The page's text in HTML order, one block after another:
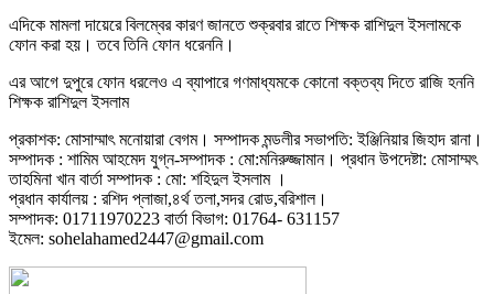
এদিকে মামলা দায়েরে বিলম্বের কারণ জানতে শুক্রবার রাতে শিক্ষক রাশিদুল ইসলামকে
ফোন করা হয়। তবে তিনি ফোন ধরেননি।
এর আগে দুপুরে ফোন ধরলেও এ ব্যাপারে গণমাধ্যমকে কোনো বক্তব্য দিতে রাজি হননি
শিক্ষক রাশিদুল ইসলাম
প্রকাশক: মোসাম্মাৎ মনোয়ারা বেগম। সম্পাদক মন্ডলীর সভাপতি: ইঞ্জিনিয়ার জিহাদ রানা।
সম্পাদক : শামিম আহমেদ যুগ্ন-সম্পাদক : মো:মনিরুজ্জামান। প্রধান উপদেষ্টা: মোসাম্মৎ
তাহমিনা খান বার্তা সম্পাদক : মো: শহিদুল ইসলাম ।
প্রধান কার্যালয় : রশিদ প্লাজা,৪র্থ তলা,সদর রোড,বরিশাল।
সম্পাদক: 01711970223 বার্তা বিভাগ: 01764- 631157
ইমেল: sohelahamed2447@gmail.com